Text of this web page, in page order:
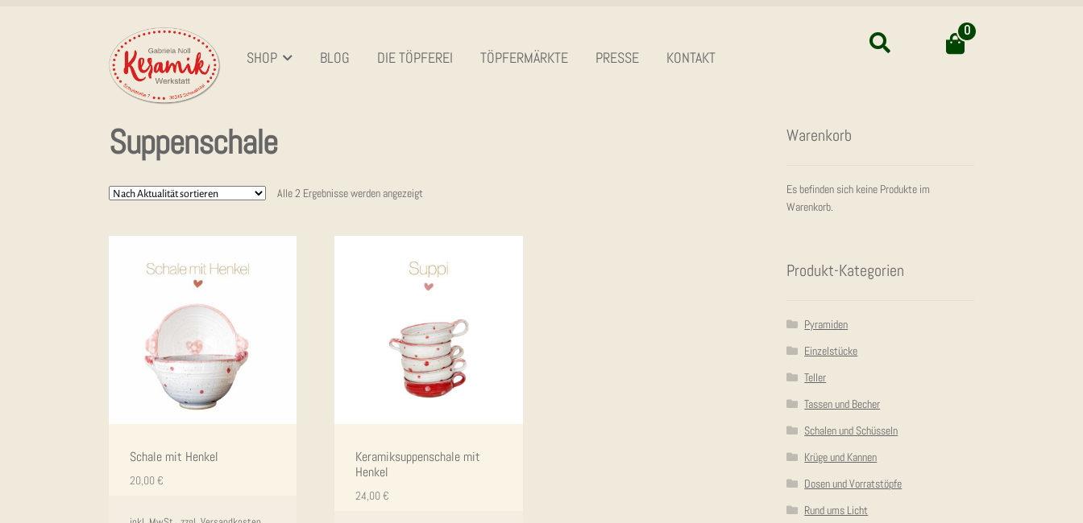
Zur
Navigation
springen
Zum
Inhalt
springen
SHOP BLOG DIE TÖP­FE­REI TÖP­FER­MÄRK­TE PRES­SE KON­TAKT
Suchen 0
Suppenschale
Alle 2 Ergebnisse werden angezeigtNach
Scha­le mit Henkel
20,00€
Kera­mik­sup­pen­scha­le mit
Henkel
24,00€
Waren­korb
Es befinden sich keine Produkte im
Warenkorb.
Pro­dukt-Kate­go­rien
Pyramiden
Einzelstücke
Teller
Tassen und Becher
Schalen und Schüsseln
Krüge und Kannen
Dosen und Vorratstöpfe
Rund ums Licht